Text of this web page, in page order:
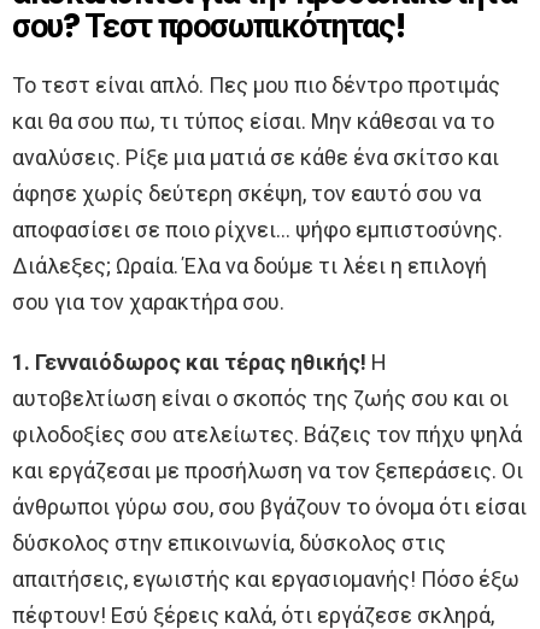
σου? Τεστ προσωπικότητας!
Το τεστ είναι απλό. Πες μου πιο δέντρο προτιμάς
και θα σου πω, τι τύπος είσαι. Μην κάθεσαι να το
αναλύσεις. Ρίξε μια ματιά σε κάθε ένα σκίτσο και
άφησε χωρίς δεύτερη σκέψη, τον εαυτό σου να
αποφασίσει σε ποιο ρίχνει… ψήφο εμπιστοσύνης.
Διάλεξες; Ωραία. Έλα να δούμε τι λέει η επιλογή
σου για τον χαρακτήρα σου.
1. Γενναιόδωρος και τέρας ηθικής! Η
αυτοβελτίωση είναι ο σκοπός της ζωής σου και οι
φιλοδοξίες σου ατελείωτες. Βάζεις τον πήχυ ψηλά
και εργάζεσαι με προσήλωση να τον ξεπεράσεις. Οι
άνθρωποι γύρω σου, σου βγάζουν το όνομα ότι είσαι
δύσκολος στην επικοινωνία, δύσκολος στις
απαιτήσεις, εγωιστής και εργασιομανής! Πόσο έξω
πέφτουν! Εσύ ξέρεις καλά, ότι εργάζεσε σκληρά,